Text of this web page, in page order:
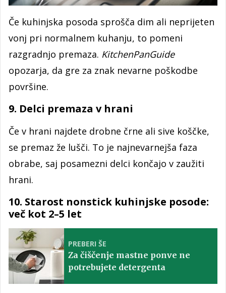
Če kuhinjska posoda sprošča dim ali neprijeten
vonj pri normalnem kuhanju, to pomeni
razgradnjo premaza. KitchenPanGuide
opozarja, da gre za znak nevarne poškodbe
površine.
9. Delci premaza v hrani
Če v hrani najdete drobne črne ali sive koščke,
se premaz že lušči. To je najnevarnejša faza
obrabe, saj posamezni delci končajo v zaužiti
hrani.
10. Starost nonstick kuhinjske posode:
več kot 2–5 let
PREBERI ŠE
Za čiščenje mastne ponve ne
potrebujete detergenta